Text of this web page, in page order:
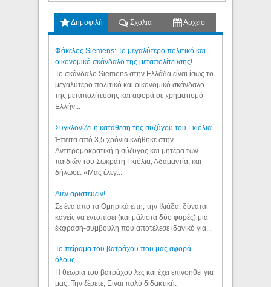
Δημοφιλή Σχόλια Αρχείο
Φάκελος Siemens: Το μεγαλύτερο πολιτικό και
οικονομικό σκάνδαλο της μεταπολίτευσης!
Το σκάνδαλο Siemens στην Ελλάδα είναι ίσως το
μεγαλύτερο πολιτικό και οικονομικό σκάνδαλο
της μεταπολίτευσης και αφορά σε χρηματισμό
Ελλήν...
Συγκλονίζει η κατάθεση της συζύγου του Γκιόλια
Έπειτα από 3,5 χρόνια κλήθηκε στην
Αντιτρομοκρατική η σύζυγος και μητέρα των
παιδιών του Σωκράτη Γκιόλια, Αδαμαντία, και
δήλωσε: «Μας έλεγ...
Aιέν αριστεύειν!
Σε ένα από τα Ομηρικά έπη, την Ιλιάδα, δύναται
κανείς να εντοπίσει (και μάλιστα δύο φορές) μια
έκφραση-συμβουλή που αποτέλεσε ιδανικό για...
Το πείραμα του βατράχου που μας αφορά
όλους...
Η θεωρία του βατράχου λες και έχει επινοηθεί για
μας. Την ξέρετε; Είναι πολύ διδακτική.